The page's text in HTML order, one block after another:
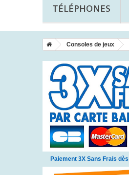
TÉLÉPHONES
Consoles de jeux
Paiement 3X Sans Frais